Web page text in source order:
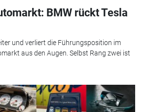
BMW rückt Tesla
und verliert die Führungsposition im
aus den Augen. Selbst Rang zwei ist